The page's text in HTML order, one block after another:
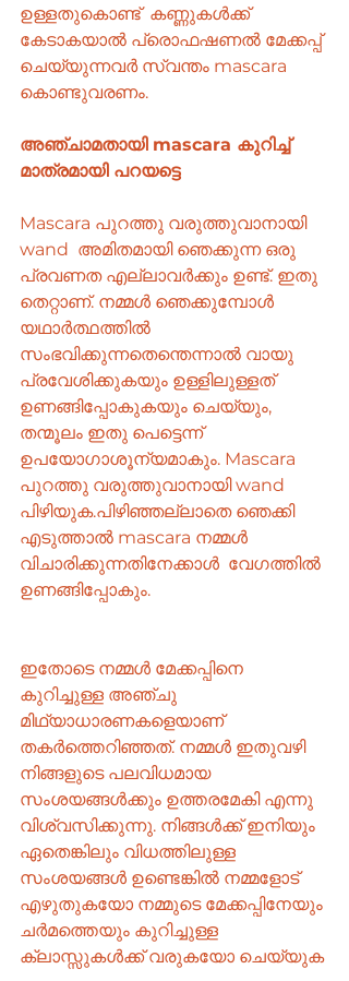
ഉള്ളതുകൊണ്ട്  കണ്ണുകൾക്ക്
കേടാകയാൽ പ്രൊഫഷണൽ മേക്കപ്പ്
ചെയ്യുന്നവർ സ്വന്തം mascara
കൊണ്ടുവരണം.
അഞ്ചാമതായി mascara കുറിച്ച്
മാത്രമായി പറയട്ടെ
Mascara പുറത്തു വരുത്തുവാനായി
wand  അമിതമായി ഞെക്കുന്ന ഒരു
പ്രവണത എല്ലാവർക്കും ഉണ്ട്. ഇതു
തെറ്റാണ്. നമ്മൾ ഞെക്കുമ്പോൾ
യഥാർത്ഥത്തിൽ
സംഭവിക്കുന്നതെന്തെന്നാൽ വായു
പ്രവേശിക്കുകയും ഉള്ളിലുള്ളത്
ഉണങ്ങിപ്പോകുകയും ചെയ്യും,
തന്മൂലം ഇതു പെട്ടെന്ന്
ഉപയോഗാശൂന്യമാകും. Mascara
പുറത്തു വരുത്തുവാനായി wand
പിഴിയുക.പിഴിഞ്ഞല്ലാതെ ഞെക്കി
എടുത്താൽ mascara നമ്മൾ
വിചാരിക്കുന്നതിനേക്കാൾ  വേഗത്തിൽ
ഉണങ്ങിപ്പോകും.
ഇതോടെ നമ്മൾ മേക്കപ്പിനെ
കുറിച്ചുള്ള അഞ്ചു
മിഥ്യാധാരണകളെയാണ്
തകർത്തെറിഞ്ഞത്. നമ്മൾ ഇതുവഴി
നിങ്ങളുടെ പലവിധമായ
സംശയങ്ങൾക്കും ഉത്തരമേകി എന്നു
വിശ്വസിക്കുന്നു. നിങ്ങൾക്ക് ഇനിയും
ഏതെങ്കിലും വിധത്തിലുള്ള
സംശയങ്ങൾ ഉണ്ടെങ്കിൽ നമ്മളോട്
എഴുതുകയോ നമ്മുടെ മേക്കപ്പിനേയും
ചർമത്തെയും കുറിച്ചുള്ള
ക്ലാസ്സുകൾക്ക് വരുകയോ ചെയ്യുക